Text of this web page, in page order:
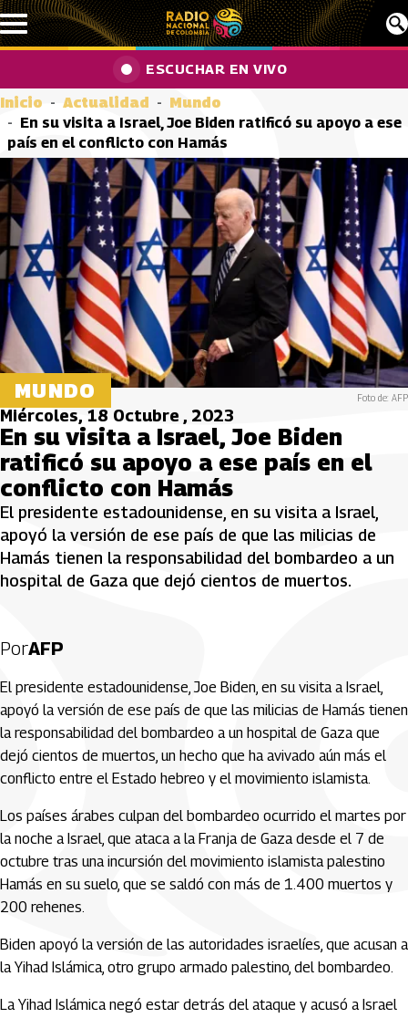
Pasar al contenido principal
ESCUCHAR EN VIVO
Inicio Actualidad
Mundo
En su visita a Israel, Joe Biden ratificó su apoyo a ese
país en el conflicto con Hamás
MUNDO Foto de: AFP
Miércoles, 18 Octubre , 2023
En su visita a Israel, Joe Biden
ratificó su apoyo a ese país en el
conflicto con Hamás
El presidente estadounidense, en su visita a Israel,
apoyó la versión de ese país de que las milicias de
Hamás tienen la responsabilidad del bombardeo a un
hospital de Gaza que dejó cientos de muertos.
PorAFP
El presidente estadounidense, Joe Biden, en su visita a Israel,
apoyó la versión de ese país de que las milicias de Hamás tienen
la responsabilidad del bombardeo a un hospital de Gaza que
dejó cientos de muertos, un hecho que ha avivado aún más el
conflicto entre el Estado hebreo y el movimiento islamista.
Los países árabes culpan del bombardeo ocurrido el martes por
la noche a Israel, que ataca a la Franja de Gaza desde el 7 de
octubre tras una incursión del movimiento islamista palestino
Hamás en su suelo, que se saldó con más de 1.400 muertos y
200 rehenes.
Biden apoyó la versión de las autoridades israelíes, que acusan a
la Yihad Islámica, otro grupo armado palestino, del bombardeo.
La Yihad Islámica negó estar detrás del ataque y acusó a Israel